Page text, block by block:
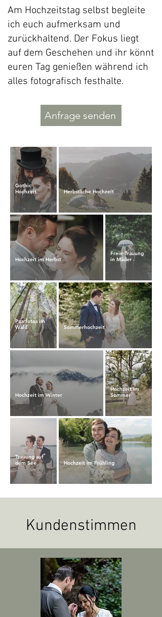
Am Hochzeitstag selbst begleite
ich euch aufmerksam und
zurückhaltend. Der Fokus liegt
auf dem Geschehen und ihr könnt
euren Tag genießen während ich
alles fotografisch festhalte.
Anfrage senden
Gothic
Hochzeit
Herbstliche Hochzeit
Hochzeit im Herbst
Freie Trauung
in Mäder
Paarfotos im
Wald
Sommerhochzeit
Hochzeit im Winter
Hochzeit im
Sommer
Trauung auf
dem See
Hochzeit im Frühling
Kundenstimmen